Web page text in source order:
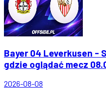
Bayer 04 Leverkusen -
gdzie oglądać mecz
2026-08-08